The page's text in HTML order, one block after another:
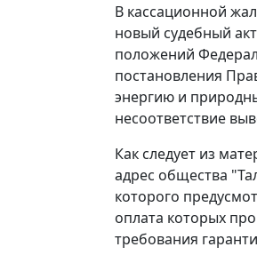
В кассационной
новый судебный
положений
постановления
энергию и
несоответствие
Как следует из
адрес общества
которого
оплата которых
требования